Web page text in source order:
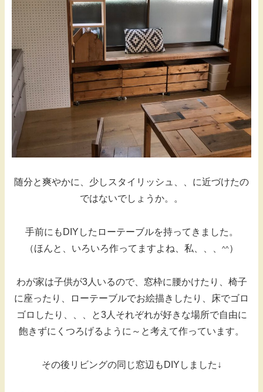
随分と爽やかに、少しスタイリッシュ、、に近づけたの
ではないでしょうか。。
手前にもDIYしたローテーブルを持ってきました。
（ほんと、いろいろ作ってますよね、私、、、
^^）
わが家は子供が3人いるので、窓枠に腰かけたり、椅子
に座ったり、ローテーブルでお絵描きしたり、床でゴロ
ゴロしたり、、、と3人それぞれが好きな場所で自由に
飽きずにくつろげるように～と考えて作っています。
その後リビングの同じ窓辺もDIYしました↓